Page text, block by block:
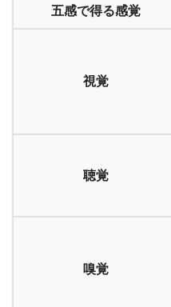
五感で得る感覚
視覚
聴覚
嗅覚